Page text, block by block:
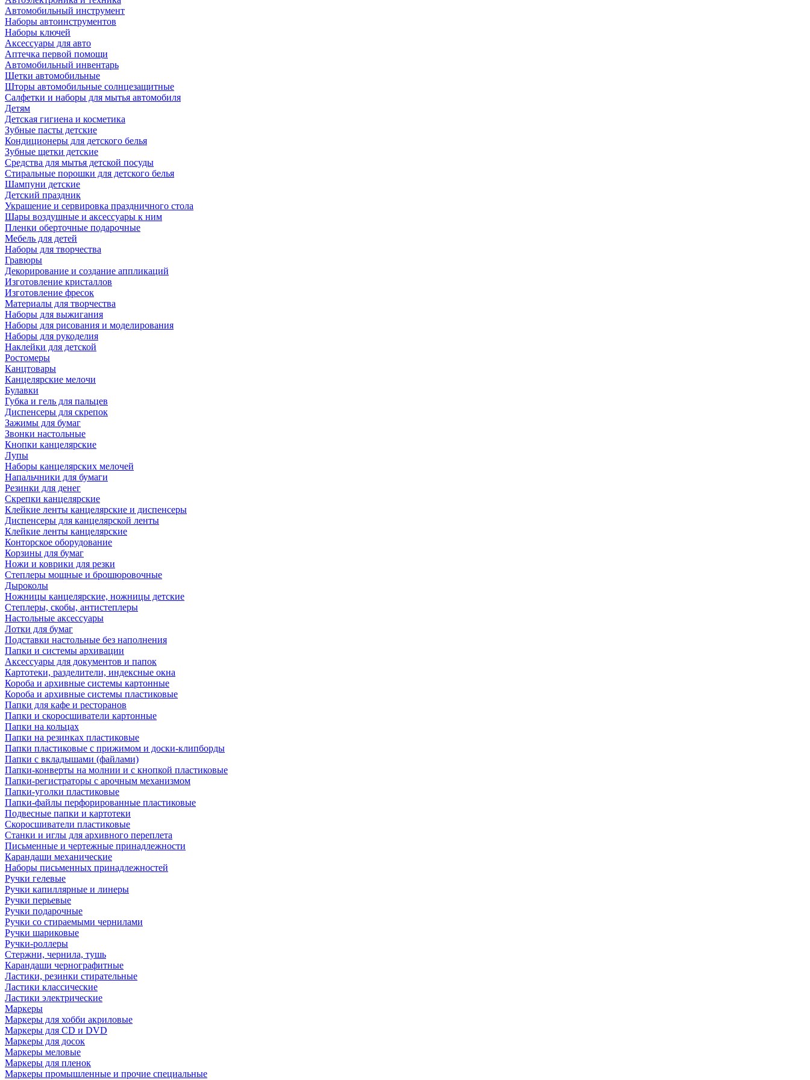
Автомобильный инструмент
Наборы автоинструментов
Наборы ключей
Аксессуары для авто
Аптечка первой помощи
Автомобильный инвентарь
Щетки автомобильные
Шторы автомобильные солнцезащитные
Салфетки и наборы для мытья автомобиля
Детям
Детская гигиена и косметика
Зубные пасты детские
Кондиционеры для детского белья
Зубные щетки детские
Средства для мытья детской посуды
Стиральные порошки для детского белья
Шампуни детские
Детский праздник
Украшение и сервировка праздничного стола
Шары воздушные и аксессуары к ним
Пленки оберточные подарочные
Мебель для детей
Наборы для творчества
Гравюры
Декорирование и создание аппликаций
Изготовление кристаллов
Изготовление фресок
Материалы для творчества
Наборы для выжигания
Наборы для рисования и моделирования
Наборы для рукоделия
Наклейки для детской
Ростомеры
Канцтовары
Канцелярские мелочи
Булавки
Губка и гель для пальцев
Диспенсеры для скрепок
Зажимы для бумаг
Звонки настольные
Кнопки канцелярские
Лупы
Наборы канцелярских мелочей
Напальчники для бумаги
Резинки для денег
Скрепки канцелярские
Клейкие ленты канцелярские и диспенсеры
Диспенсеры для канцелярской ленты
Клейкие ленты канцелярские
Конторское оборудование
Корзины для бумаг
Ножи и коврики для резки
Степлеры мощные и брошюровочные
Дыроколы
Ножницы канцелярские, ножницы детские
Степлеры, скобы, антистеплеры
Настольные аксессуары
Лотки для бумаг
Подставки настольные без наполнения
Папки и системы архивации
Аксессуары для документов и папок
Картотеки, разделители, индексные окна
Короба и архивные системы картонные
Короба и архивные системы пластиковые
Папки для кафе и ресторанов
Папки и скоросшиватели картонные
Папки на кольцах
Папки на резинках пластиковые
Папки пластиковые с прижимом и доски-клипборды
Папки с вкладышами (файлами)
Папки-конверты на молнии и с кнопкой пластиковые
Папки-регистраторы с арочным механизмом
Папки-уголки пластиковые
Папки-файлы перфорированные пластиковые
Подвесные папки и картотеки
Скоросшиватели пластиковые
Станки и иглы для архивного переплета
Письменные и чертежные принадлежности
Карандаши механические
Наборы письменных принадлежностей
Ручки гелевые
Ручки капиллярные и линеры
Ручки перьевые
Ручки подарочные
Ручки со стираемыми чернилами
Ручки шариковые
Ручки-роллеры
Стержни, чернила, тушь
Карандаши чернографитные
Ластики, резинки стирательные
Ластики классические
Ластики электрические
Маркеры
Маркеры для хобби акриловые
Маркеры для CD и DVD
Маркеры для досок
Маркеры меловые
Маркеры для пленок
Маркеры промышленные и прочие специальные